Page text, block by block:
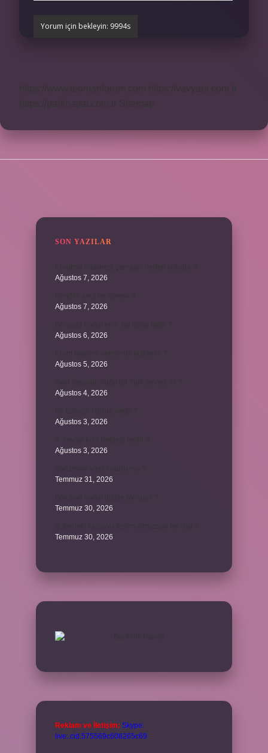
SON YAZILAR
Ağustos 7, 2026
Ağustos 7, 2026
Ağustos 6, 2026
Ağustos 5, 2026
Ağustos 4, 2026
Ağustos 3, 2026
Ağustos 3, 2026
Temmuz 31, 2026
Temmuz 30, 2026
Temmuz 30, 2026
Reklam ve İletişim: Skype:
live:.cid.575569c608265c69